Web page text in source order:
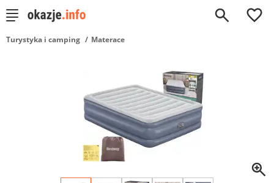
0
Turystyka i camping Materace